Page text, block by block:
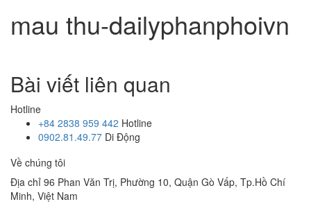
mau thu-dailyphanphoivn
Bài viết liên quan
Hotline
+84 2838 959 442 Hotline
0902.81.49.77 Di Động
Về chúng tôi
Địa chỉ 96 Phan Văn Trị, Phường 10, Quận Gò Vấp, Tp.Hồ Chí
Minh, Việt Nam